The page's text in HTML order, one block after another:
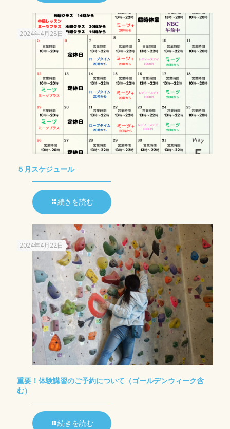
2024年4月28日
５月スケジュール
続きを読む
2024年4月22日
重要！体験講習のご予約について（ゴールデンウィーク含
む）
続きを読む